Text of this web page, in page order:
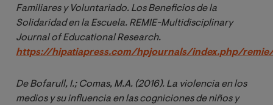
Familiares y Voluntariado. Los Beneficios de la
Solidaridad en la Escuela. REMIE-Multidisciplinary
https://hipatiapress.com/hpjournals/index.php/
De Bofarull, I.; Comas, M.A. (2016). La violencia en los
medios y su influencia en las cogniciones de niños y